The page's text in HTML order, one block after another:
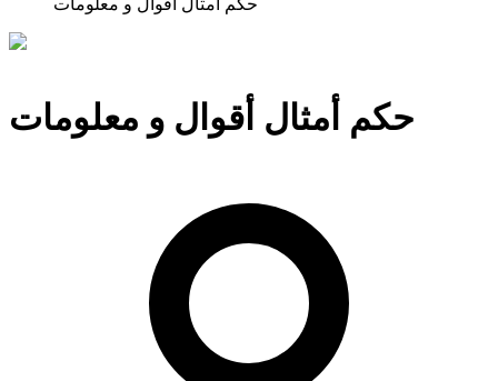
حكم أمثال أقوال و معلومات
حكم أمثال أقوال و معلومات